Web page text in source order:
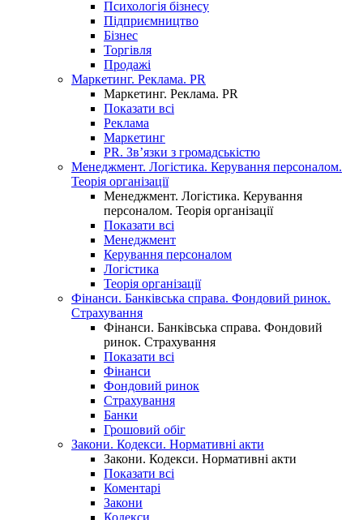
Психологія бізнесу
Підприємництво
Бізнес
Торгівля
Продажі
Маркетинг. Реклама. PR
Маркетинг. Реклама. PR
Показати всі
Реклама
Маркетинг
PR. Зв’язки з громадськістю
Менеджмент. Логістика. Керування персоналом.
Теорія організації
Менеджмент. Логістика. Керування
персоналом. Теорія організації
Показати всі
Менеджмент
Керування персоналом
Логістика
Теорія організації
Фінанси. Банківська справа. Фондовий ринок.
Страхування
Фінанси. Банківська справа. Фондовий
ринок. Страхування
Показати всі
Фінанси
Фондовий ринок
Страхування
Банки
Грошовий обіг
Закони. Кодекси. Нормативні акти
Закони. Кодекси. Нормативні акти
Показати всі
Коментарі
Закони
Кодекси